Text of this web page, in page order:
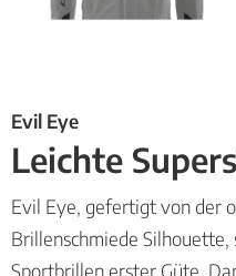
Evil Eye
Leichte
Evil Eye, gefertigt von der
Brillenschmiede
Sportbrillen erster Güte.